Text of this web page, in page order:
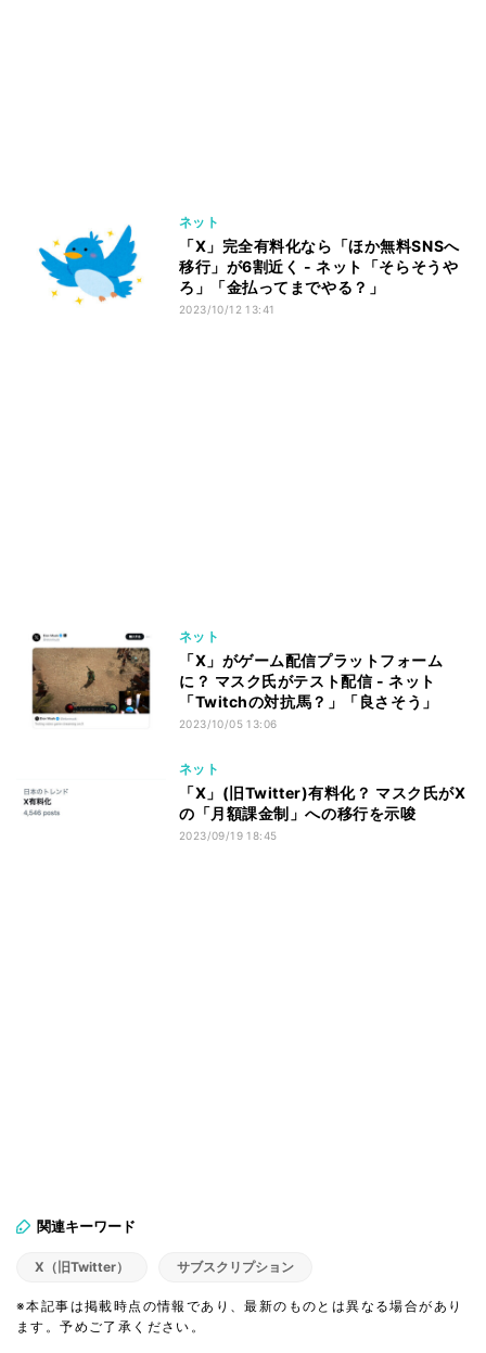
ネット
「X」完全有料化なら「ほか無料SNSへ
移行」が6割近く - ネット「そらそうや
ろ」「金払ってまでやる？」
2023/10/12 13:41
ネット
「X」がゲーム配信プラットフォーム
に？ マスク氏がテスト配信 - ネット
「Twitchの対抗馬？」「良さそう」
2023/10/05 13:06
ネット
「X」(旧Twitter)有料化？ マスク氏がX
の「月額課金制」への移行を示唆
2023/09/19 18:45
関連キーワード
X（旧Twitter） サブスクリプション
※本記事は掲載時点の情報であり、最新のものとは異なる場合があり
ます。予めご了承ください。